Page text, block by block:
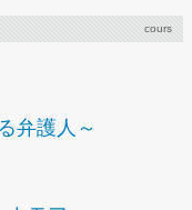
cours
弁護人～